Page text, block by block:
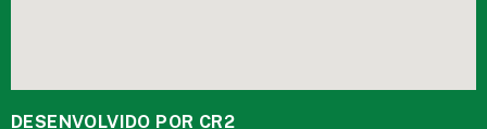
DESENVOLVIDO POR CR2